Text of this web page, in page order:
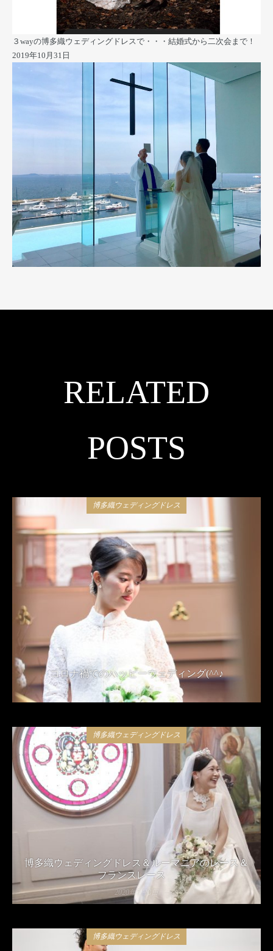
３wayの博多織ウェディングドレスで・・・結婚式から二次会まで！
2019年10月31日
RELATED
POSTS
博多織ウェディングドレス
コロナ禍でのハッピーウェディング(^^♪
2021年4月24日
博多織ウェディングドレス
博多織ウェディングドレス＆ルーマニアのレース＆
フランスレース
2020年5月8日
博多織ウェディングドレス